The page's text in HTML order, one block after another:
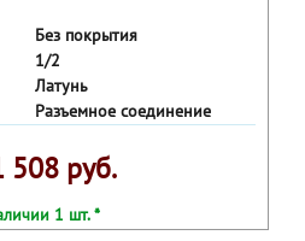
Без покрытия
1/2
Латунь
Разъемное соединение
508 руб.
1 шт. *